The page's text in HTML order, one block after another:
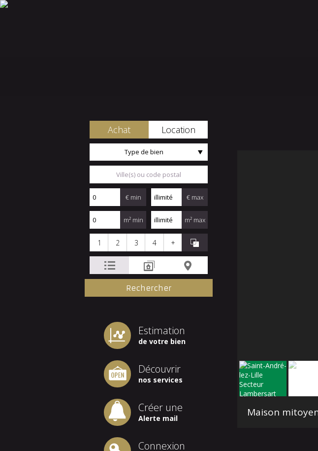
Achat Location
Type de bien
€ min € max
m² min m² max
1 2 3 4 +
Estimation
de votre bien
Découvrir
nos services
Créer une
Alerte mail
Connexion